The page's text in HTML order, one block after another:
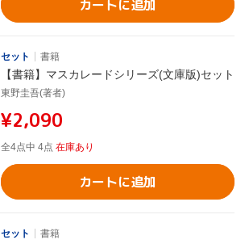
カートに追加
セット 書籍
【書籍】マスカレードシリーズ(文庫版)セット
東野圭吾(著者)
¥2,090
全4点中 4点 在庫あり
カートに追加
セット 書籍